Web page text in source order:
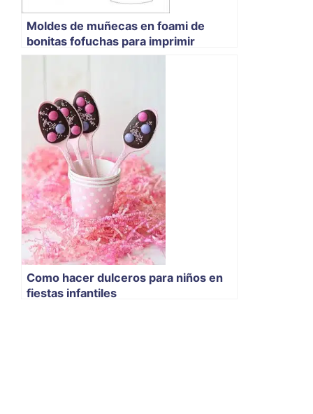
Moldes de muñecas en foami de
bonitas fofuchas para imprimir
Como hacer dulceros para niños en
fiestas infantiles